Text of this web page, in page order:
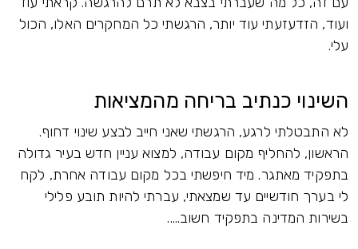
ועוד, הזדעזעתי עוד יותר, הרגשתי כל המחקרים האלו, הכול
עלי.
השינוי כנתיב בריחה מהמציאות
לא התבטלתי לרגע, הרגשתי שאני חייב לבצע שינוי דחוף.
הראשון, להחליף מקום עבודה, למצוא עניין חדש בעיר גדולה
בתפקיד מאתגר. מיד חיפשתי בכל מקום עבודה אחרת, לקח
לי בערך חודשיים עד שמצאתי, עברתי להיות תובע פלילי
בשירות המדינה בתפקיד חשוב.....